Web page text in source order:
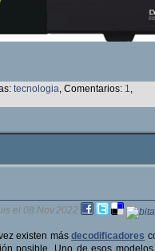
tecnologia, Comentarios: 1,
el 08.Nov.2022
existen másdecodificadores
posible. Uno de esos modelos